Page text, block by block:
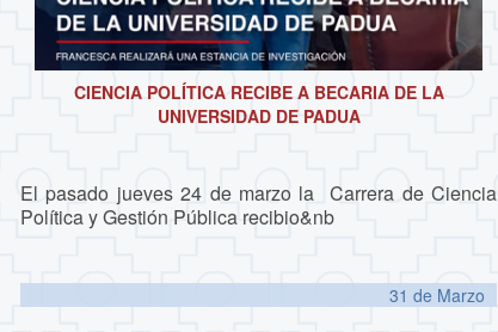
CIENCIA POLÍTICA RECIBE A BECARIA DE LA
UNIVERSIDAD DE PADUA
El pasado jueves 24 de marzo la Carrera de Ciencia
Política y Gestión Pública recibio&nb
31 de Marzo